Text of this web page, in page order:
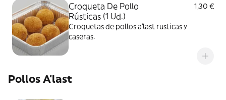
Croqueta De Pollo
Rústicas (1 Ud.)
1,30 €
Croquetas de pollos a'last rusticas y
caseras.
Pollos A'last